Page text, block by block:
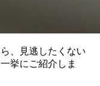
、見逃したくない
挙にご紹介しま